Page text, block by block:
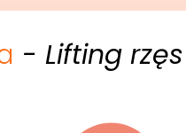
- Lifting rzęs